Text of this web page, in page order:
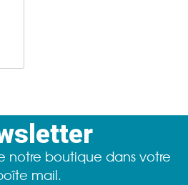
notre boutique dans votre
mail.